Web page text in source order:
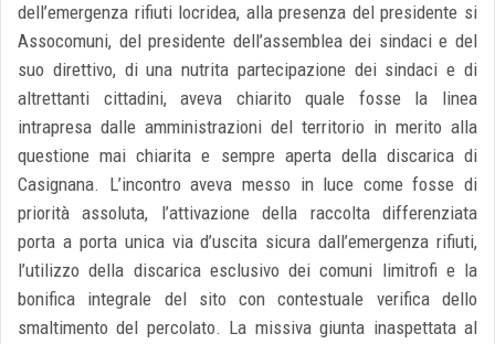
dell’emergenza rifiuti locridea, alla presenza del presidente si
Assocomuni, del presidente dell’assemblea dei sindaci e del
suo direttivo, di una nutrita partecipazione dei sindaci e di
altrettanti cittadini, aveva chiarito quale fosse la linea
intrapresa dalle amministrazioni del territorio in merito alla
questione mai chiarita e sempre aperta della discarica di
Casignana. L’incontro aveva messo in luce come fosse di
priorità assoluta, l’attivazione della raccolta differenziata
porta a porta unica via d’uscita sicura dall’emergenza rifiuti,
l’utilizzo della discarica esclusivo dei comuni limitrofi e la
bonifica integrale del sito con contestuale verifica dello
smaltimento del percolato. La missiva giunta inaspettata al